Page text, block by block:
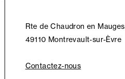
Rte de Chaudron en Mauges
49110 Montrevault-sur-Èvre
Contactez-nous